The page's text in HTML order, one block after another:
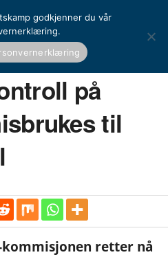
nettet kan misbrukes til andre formål
på
til
kommisjonen retter nå
godkjenner du vår